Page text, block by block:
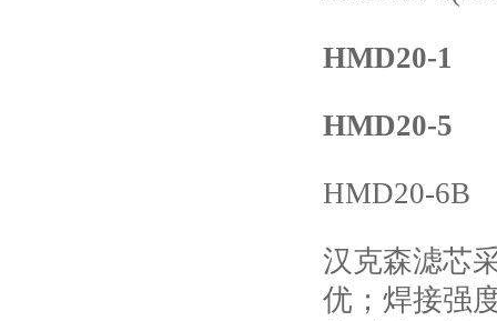
HMD20-1
HMD20-5
HMD20-6B
汉克森滤芯
优；焊接强